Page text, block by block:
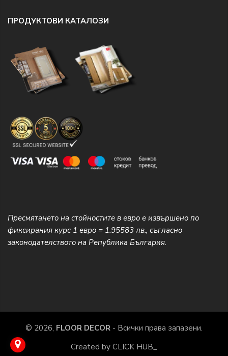
ПРОДУКТОВИ КАТАЛОЗИ
Пресмятането на стойностите в евро е извършено по
фиксирания курс 1 евро = 1.95583 лв., съгласно
законодателството на Република България.
© 2026, FLOOR DECOR - Всички права запазени.
Created by CLICK HUB_